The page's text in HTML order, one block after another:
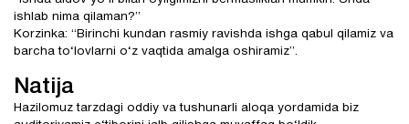
ishlab nima qilaman?”
Korzinka: “Birinchi kundan rasmiy ravishda ishga qabul qilamiz va
barcha to‘lovlarni o‘z vaqtida amalga oshiramiz”.
Natija
Hazilomuz tarzdagi oddiy va tushunarli aloqa yordamida biz